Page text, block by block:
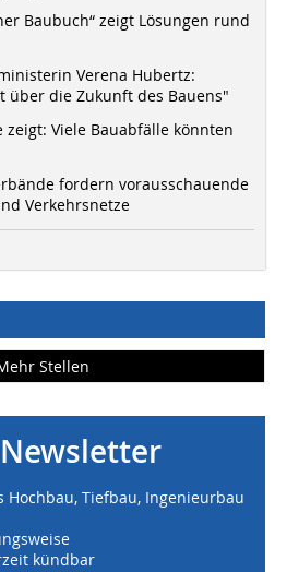
Baubuch“ zeigt Lösungen rund
Verena Hubertz:
über die Zukunft des Bauens"
zeigt: Viele Bauabfälle könnten
fordern vorausschauende
Verkehrsnetze
Stellen
Hochbau, Tiefbau, Ingenieurbau
kündbar